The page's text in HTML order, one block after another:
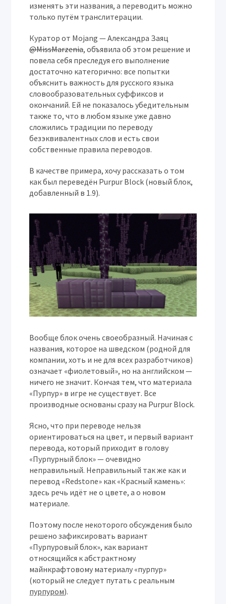
изменять эти названия, а переводить можно
только путём транслитерации.
Куратор от Mojang — Александра Заяц
@MissMarzenia, объявила об этом решение и
повела себя преследуя его выполнение
достаточно категорично: все попытки
объяснить важность для русского языка
словообразовательных суффиксов и
окончаний. Ей не показалось убедительным
также то, что в любом языке уже давно
сложились традиции по переводу
безэквивалентных слов и есть свои
собственные правила переводов.
В качестве примера, хочу рассказать о том
как был переведён Purpur Block (новый блок,
добавленный в 1.9).
Вообще блок очень своеобразный. Начиная с
названия, которое на шведском (родной для
компании, хоть и не для всех разработчиков)
означает «фиолетовый», но на английском —
ничего не значит. Кончая тем, что материала
«Пурпур» в игре не существует. Все
производные основаны сразу на Purpur Block.
Ясно, что при переводе нельзя
ориентироваться на цвет, и первый вариант
перевода, который приходит в голову
«Пурпурный блок» — очевидно
неправильный. Неправильный так же как и
перевод «Redstone» как «Красный камень»:
здесь речь идёт не о цвете, а о новом
материале.
Поэтому после некоторого обсуждения было
решено зафиксировать вариант
«Пурпуровый блок», как вариант
относящийся к абстрактному
майнкрафтовому материалу «пурпур»
(который не следует путать с реальным
пурпуром).